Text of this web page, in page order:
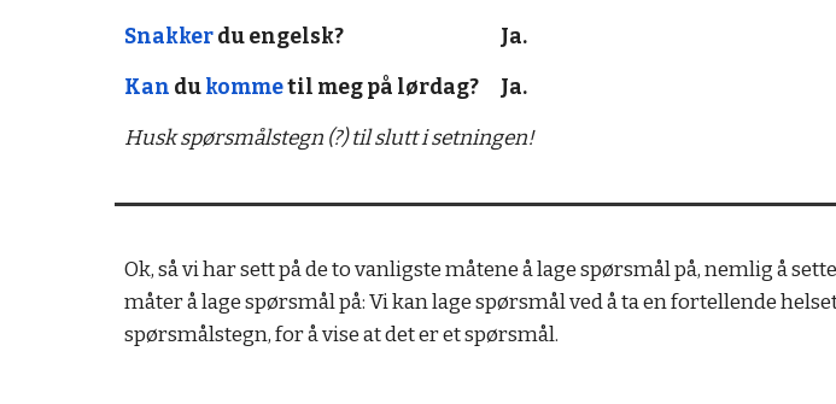
Snakkerdu engelsk?
Ja.
Kan dukommetil meg på lørdag?
Ja.
Husk spørsmålstegn (?) til slutt i setningen!
Ok, så vi har sett på de to vanligste måtene å lage spørsmål på, nemlig å
måter å lage spørsmål på: Vi kan lage spørsmål ved å ta en fortellende
spørsmålstegn, for å vise at det er et spørsmål.